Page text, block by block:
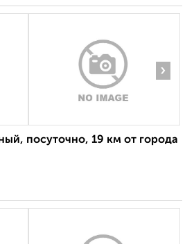
›
посуточно, 19 км от города